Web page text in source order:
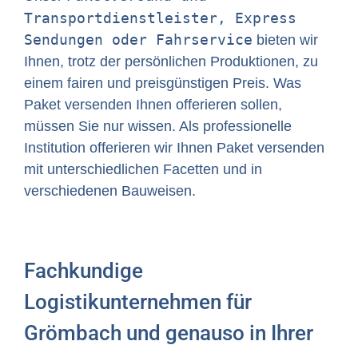
Transportdienstleister, Express
Sendungen oder Fahrservice bieten wir
Ihnen, trotz der persönlichen Produktionen, zu
einem fairen und preisgünstigen Preis. Was
Paket versenden Ihnen offerieren sollen,
müssen Sie nur wissen. Als professionelle
Institution offerieren wir Ihnen Paket versenden
mit unterschiedlichen Facetten und in
verschiedenen Bauweisen.
Fachkundige
Logistikunternehmen für
Grömbach und genauso in Ihrer